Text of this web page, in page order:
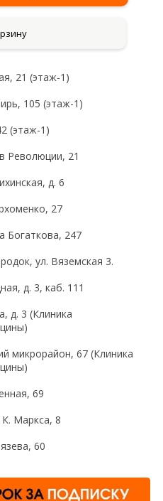
21 (этаж-1)
105 (этаж-1)
(этаж-1)
Революции, 21
д. 6
27
Богаткова, 247
ул. Вяземская 3.
д. 3, каб. 111
д. 3 (Клиника
микрорайон, 67 (Клиника
69
К. Маркса, 8
60